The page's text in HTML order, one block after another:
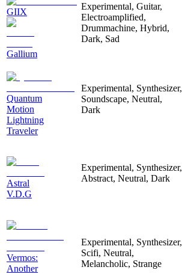
GIIX
Gallium
Experimental, Guitar,
Electroamplified,
Drummachine, Hybrid,
Dark, Sad
Quantum
Motion
Lightning
Traveler
Experimental, Synthesizer,
Soundscape, Neutral,
Dark
Astral
V.D.G
Experimental, Synthesizer,
Abstract, Neutral, Dark
Vermos:
Another
Experimental, Synthesizer,
Scifi, Neutral,
Melancholic, Strange